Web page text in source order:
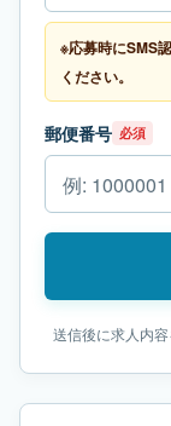
※応募時にSMS
ください。
郵便番号 必須
送信後に求人内